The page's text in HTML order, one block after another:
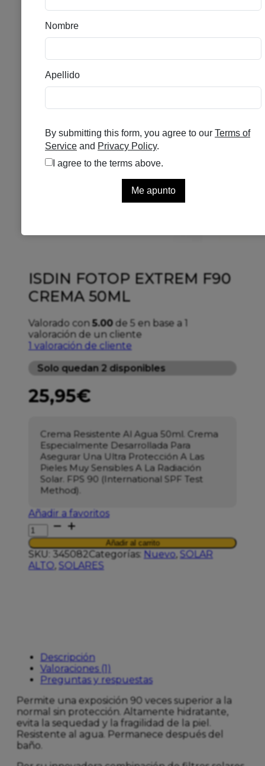
ISDIN FOTOP EXTREM F90
CREMA 50ML
Valorado con 5.00de 5 en base a 1
valoración de un cliente
1 valoración de cliente
Solo quedan 2 disponibles
25,95€
Crema Resistente Al Agua 50ml. Crema
Especialmente Desarrollada Para
Asegurar Una Ultra Protección A Las
Pieles Muy Sensibles A La Radiación
Solar. FPS 90 (International SPF Test
Method).
Añadir a favoritos
ISDIN
FOTOP
EXTREM
F90
CREMA
Añadir al carrito
SKU: 345082Categorías: Nuevo, SOLAR
ALTO, SOLARES
Descripción
Valoraciones (1)
Preguntas y respuestas
Permite una exposición 90 veces superior a la
normal sin protección. Altamente hidratante,
evita la sequedad y la fragilidad de la piel.
Resistente al agua. Permanece después del
baño.